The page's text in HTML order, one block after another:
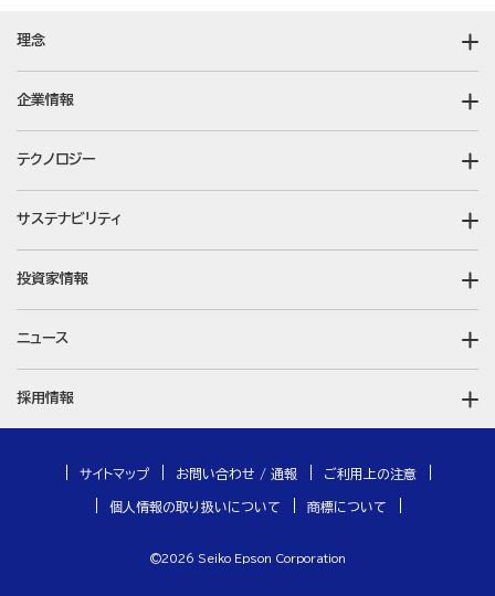
理念
企業情報
テクノロジー
サステナビリティ
投資家情報
ニュース
採用情報
サイトマップ お問い合わせ / 通報 ご利用上の注意
個人情報の取り扱いについて 商標について
©2026 Seiko Epson Corporation